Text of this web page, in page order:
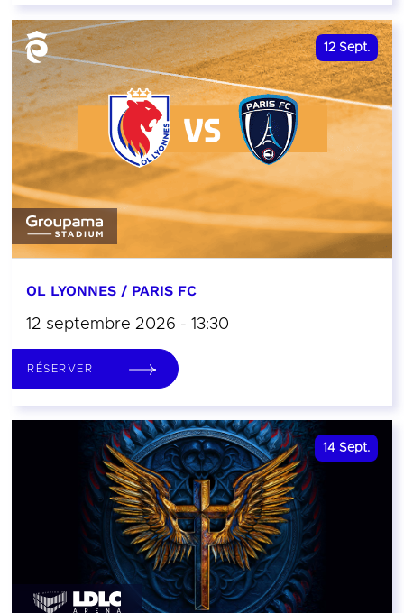
12 Sept.
OL LYONNES / PARIS FC
12 septembre 2026 - 13:30
RÉSERVER
14 Sept.